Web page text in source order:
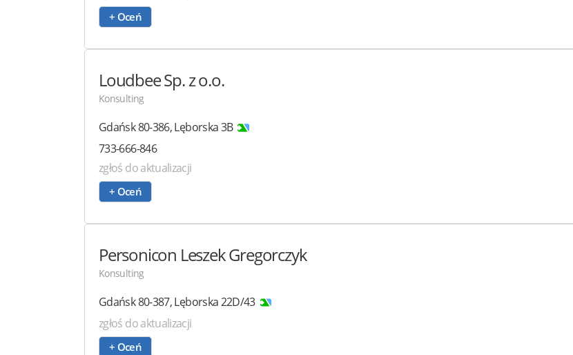
+ Oceń
LoudbeeSp. z o.o.
Konsulting
Gdańsk80-386,Lęborska 3B
733-666-846
zgłoś do aktualizacji
+ Oceń
Personicon Leszek Gregorczyk
Konsulting
Gdańsk80-387,Lęborska 22D/43
zgłoś do aktualizacji
+ Oceń